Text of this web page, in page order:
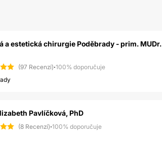
a estetická chirurgie Poděbrady - prim. MUDr.
(97 Recenzí)·100% doporučuje
Pavlíčková, PhD
(8 Recenzí)·100% doporučuje